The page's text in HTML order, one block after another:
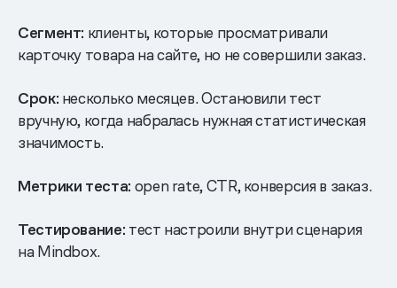
Сегмент: клиенты, которые просматривали
карточку товара на сайте, но не совершили заказ.
Срок: несколько месяцев. Остановили тест
вручную, когда набралась нужная статистическая
значимость.
Метрики теста: open rate, CTR, конверсия в заказ.
Тестирование: тест настроили внутри сценария
на Mindbox.